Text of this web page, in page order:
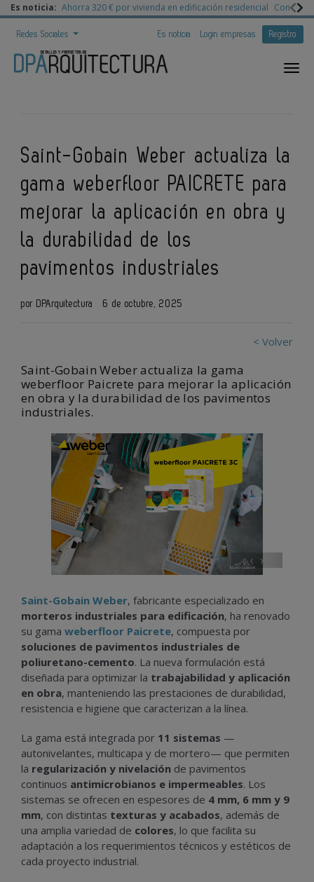
Es noticia: Ahorra 320 € por vivienda en edificación residencial
Redes Sociales Es noticia Login empresas Registro
Saint-Gobain Weber actualiza la
gama weberfloor PAICRETE para
mejorar la aplicación en obra y
la durabilidad de los
pavimentos industriales
por DPArquitectura 6 de octubre, 2025
< Volver
Saint-Gobain Weber actualiza la gama
weberfloor Paicrete para mejorar la aplicación
en obra y la durabilidad de los pavimentos
industriales.
‹ ›
Saint-Gobain Weber, fabricante especializado en
morteros industriales para edificación, ha renovado
su gama weberfloor Paicrete, compuesta por
soluciones de pavimentos industriales de
poliuretano-cemento. La nueva formulación está
diseñada para optimizar la trabajabilidad y aplicación
en obra, manteniendo las prestaciones de durabilidad,
resistencia e higiene que caracterizan a la línea.
La gama está integrada por 11 sistemas —
autonivelantes, multicapa y de mortero— que permiten
la regularización y nivelación de pavimentos
continuos antimicrobianos e impermeables. Los
sistemas se ofrecen en espesores de 4 mm, 6 mm y 9
mm, con distintas texturas y acabados, además de
una amplia variedad de colores, lo que facilita su
adaptación a los requerimientos técnicos y estéticos de
cada proyecto industrial.